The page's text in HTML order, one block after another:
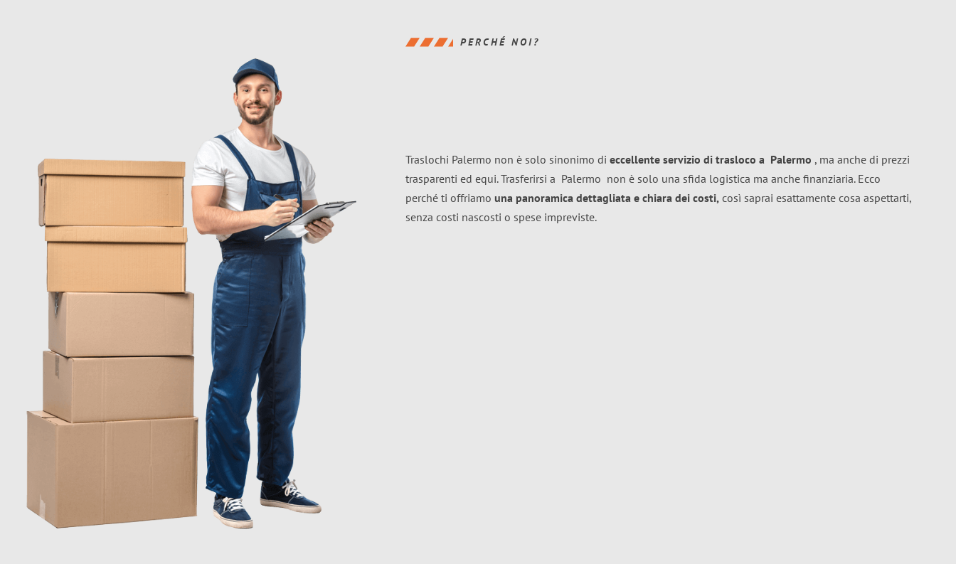
PERCHÉ NOI?
Traslochi Palermo non è solo sinonimo di eccellente servizio di trasloco a Palermo , ma anche di prezzi
trasparenti ed equi. Trasferirsi a Palermo non è solo una sfida logistica ma anche finanziaria. Ecco
perché ti offriamo una panoramica dettagliata e chiara dei costi, così saprai esattamente cosa aspettarti,
senza costi nascosti o spese impreviste.